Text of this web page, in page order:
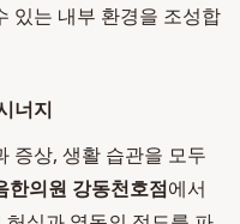
있는 내부 환경을 조성합
너지
증상, 생활 습관을 모두
한의원 강동천호점에서